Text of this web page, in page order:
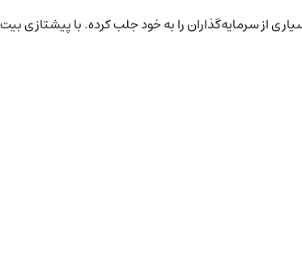
از سرمایه‌گذاران را به خود جلب کرده. با پیشتازی